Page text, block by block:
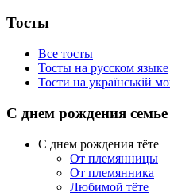
Тосты
Все тосты
Тосты на русском языке
Тости на українській
С днем рождения семье
С днем рождения тёте
От племянницы
От племянника
Любимой тёте